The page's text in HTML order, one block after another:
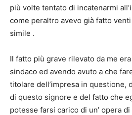
più volte tentato di incatenarmi
come peraltro avevo già fatto
simile .
Il fatto più grave rilevato da me
sindaco ed avendo avuto a che
titolare dell’impresa in questione,
di questo signore e del fatto che
potesse farsi carico di un’ opera